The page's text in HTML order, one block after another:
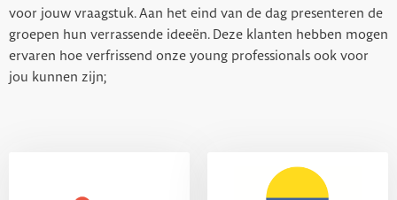
voor jouw vraagstuk. Aan het eind van de dag presenteren de
groepen hun verrassende ideeën. Deze klanten hebben mogen
ervaren hoe verfrissend onze young professionals ook voor
jou kunnen zijn;